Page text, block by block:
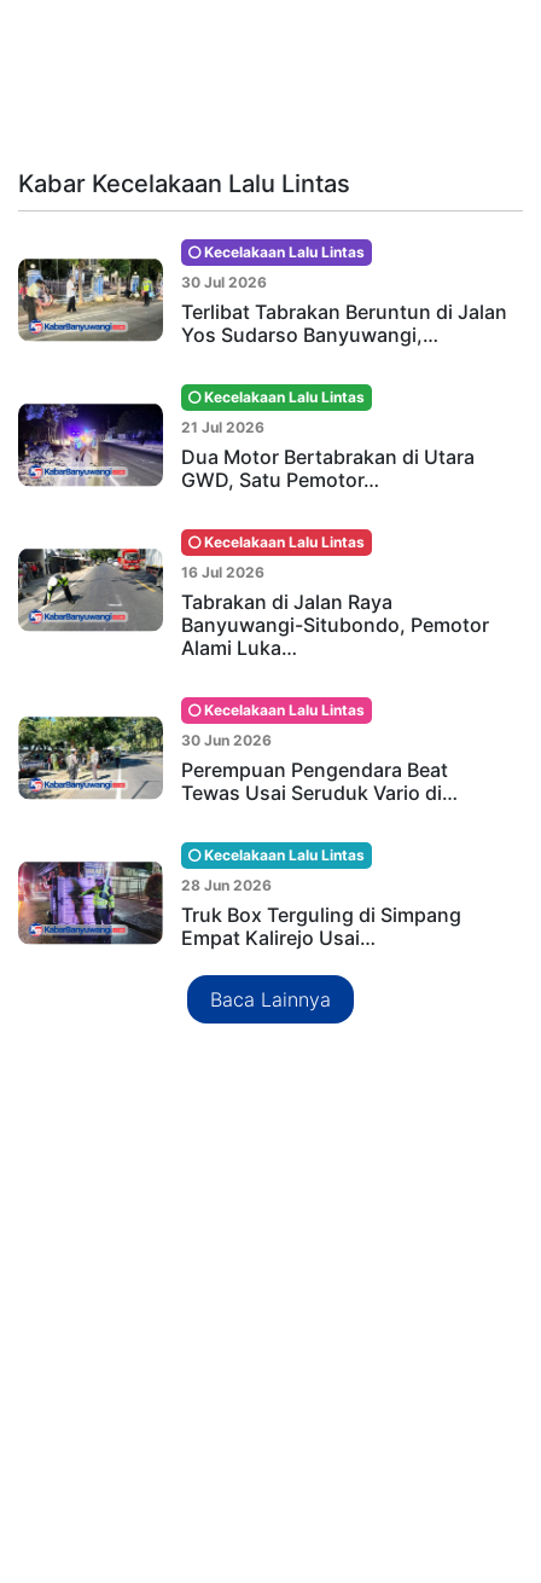
Kabar Kecelakaan Lalu Lintas
Kecelakaan Lalu Lintas
30 Jul 2026
Terlibat Tabrakan Beruntun di Jalan
Yos Sudarso Banyuwangi,…
Kecelakaan Lalu Lintas
21 Jul 2026
Dua Motor Bertabrakan di Utara
GWD, Satu Pemotor…
Kecelakaan Lalu Lintas
16 Jul 2026
Tabrakan di Jalan Raya
Banyuwangi-Situbondo, Pemotor
Alami Luka…
Kecelakaan Lalu Lintas
30 Jun 2026
Perempuan Pengendara Beat
Tewas Usai Seruduk Vario di…
Kecelakaan Lalu Lintas
28 Jun 2026
Truk Box Terguling di Simpang
Empat Kalirejo Usai…
Baca Lainnya